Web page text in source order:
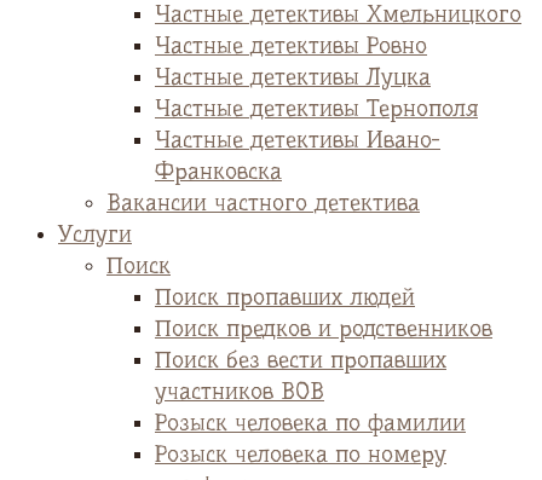
Частные детективы Хмельницкого
Частные детективы Ровно
Частные детективы Луцка
Частные детективы Тернополя
Частные детективы Ивано-
Франковска
Вакансии частного детектива
Услуги
Поиск
Поиск пропавших людей
Поиск предков и родственников
Поиск без вести пропавших
участников ВОВ
Розыск человека по фамилии
Розыск человека по номеру